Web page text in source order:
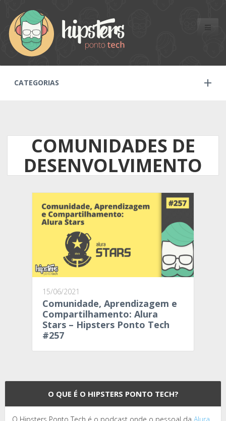
Toggle
CATEGORIAS
COMUNIDADES DE
DESENVOLVIMENTO
15/06/2021
Comunidade, Aprendizagem e
Compartilhamento: Alura
Stars – Hipsters Ponto Tech
#257
O QUE É O HIPSTERS PONTO TECH?